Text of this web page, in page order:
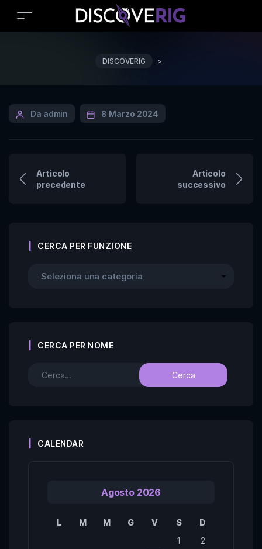
DISCOVERIG >
Da admin 8 Marzo 2024
Articolo
precedente
Articolo
successivo
CERCA PER FUNZIONE
CERCA PER NOME
CALENDAR
Agosto 2026
L M M G V S
D
1
2